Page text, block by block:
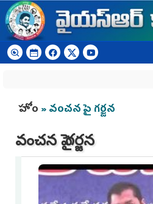
Skip to main content
You are here
హోం » వంచన పై గర్జన
వంచన పై గర్జన